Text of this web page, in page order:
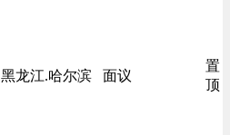
黑龙江.哈尔滨 面议
置
顶